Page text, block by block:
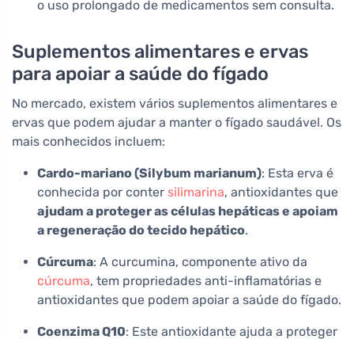
o uso prolongado de medicamentos sem consulta.
Suplementos alimentares e ervas
para apoiar a saúde do fígado
No mercado, existem vários suplementos alimentares e
ervas que podem ajudar a manter o fígado saudável. Os
mais conhecidos incluem:
Cardo-mariano (Silybum marianum): Esta erva é
conhecida por conter silimarina, antioxidantes que
ajudam a proteger as células hepáticas e apoiam
a regeneração do tecido hepático.
Cúrcuma: A curcumina, componente ativo da
cúrcuma, tem propriedades anti-inflamatórias e
antioxidantes que podem apoiar a saúde do fígado.
Coenzima Q10: Este antioxidante ajuda a proteger